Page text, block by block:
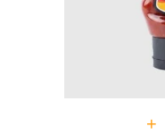
+